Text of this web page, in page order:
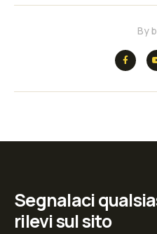
By
Segnalaci
rilevi sul sito